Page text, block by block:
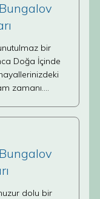
bir
Doğa İçinde
zamanı.…
dolu bir